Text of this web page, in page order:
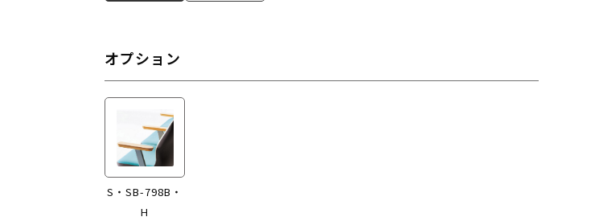
オプション
S・SB-798B・
H